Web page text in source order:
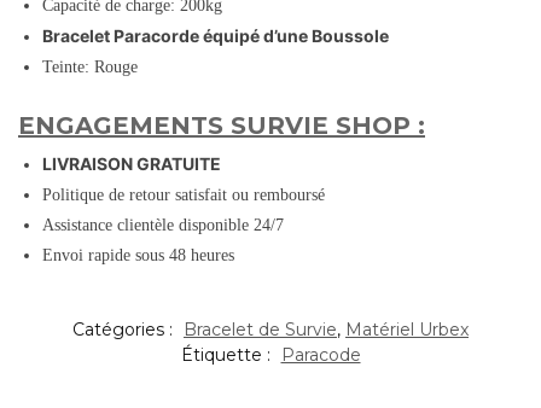
Capacité de charge: 200kg
Bracelet Paracorde équipé d’une Boussole
Teinte: Rouge
ENGAGEMENTS SURVIE SHOP :
LIVRAISON GRATUITE
Politique de retour satisfait ou remboursé
Assistance clientèle disponible 24/7
Envoi rapide sous 48 heures
Catégories : Bracelet de Survie, Matériel Urbex
Étiquette :
Paracode